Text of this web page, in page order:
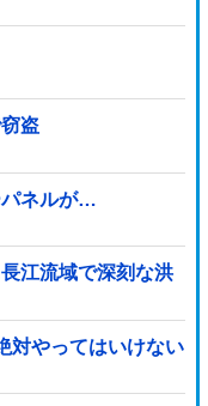
盗
パネルが…
江流域で深刻な洪
対やってはいけない